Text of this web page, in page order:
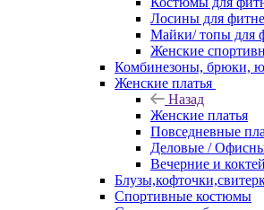
Лосины для
Майки/ топы для
Женские
Комбинезоны, брюки,
Женские платья
Назад
Женские платья
Повседневные
Деловые /
Вечерние и
Спортивные костюмы